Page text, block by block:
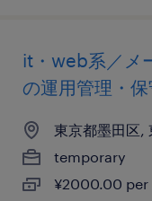
it・web系／メ
の運用管理・保
東京都墨田区,
temporary
¥2000.00 per